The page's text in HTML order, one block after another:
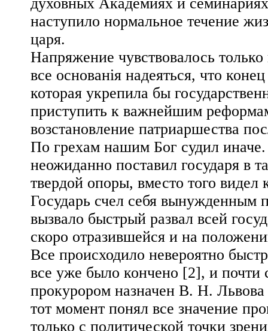
наступило нормальное течение
царя.
Напряжение чувствовалось
все ocнoвaнiя надеяться, что
которая укрепила бы
приступить к важнейшим
возстановление патриаршества
По грехам нашим Бог судил
неожиданно поставил государя в
твердой опоры, вместо того видел
Государь счел себя вынужденным
вызвало быстрый развал всей
скоро отразившейся и на
Все происходило невероятно
все уже было кончено [2], и почти
прокурором назначен В. Н.
тот момент понял все значение
только с политической точки